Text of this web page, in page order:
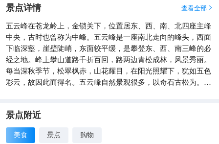
景点详情 查看全部 
五云峰在苍龙岭上，金锁关下，位置居东、西、南、北四座主峰
中央，古时也曾称为中峰。五云峰是一座南北走向的峰头，西面
下临深壑，崖壁陡峭，东面较平缓，是攀登东、西、南三峰的必
经之地。峰上攀山道路千折百回，路两边青松成林，风景秀丽。
每当深秋季节，松翠枫赤，山花耀目，在阳光照耀下，犹如五色
彩云，故因此而得名。五云峰自然景观很多，以奇石古松为。有
景点附近
美食 景点 购物